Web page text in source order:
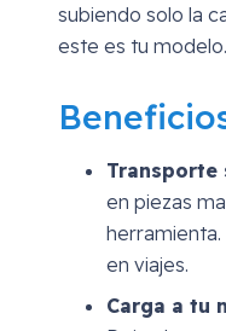
subiendo solo la
este es tu modelo.
Transporte
en piezas
en viajes.
Carga a tu